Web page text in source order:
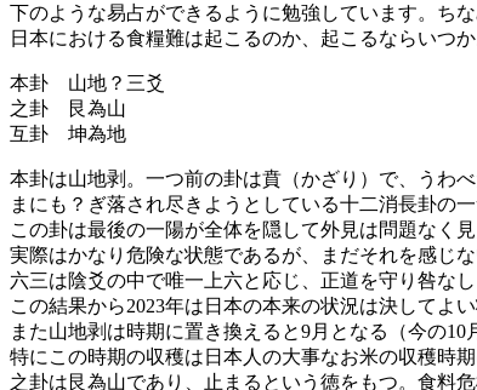
下のような易占ができるように勉強しています。ち
日本における食糧難は起こるのか、起こるならいつか
本卦 山地？三爻
之卦 艮為山
互卦 坤為地
本卦は山地剥。一つ前の卦は賁（かざり）で、うわ
まにも？ぎ落され尽きようとしている十二消長卦の一
この卦は最後の一陽が全体を隠して外見は問題なく
実際はかなり危険な状態であるが、まだそれを感じ
六三は陰爻の中で唯一上六と応じ、正道を守り咎な
この結果から2023年は日本の本来の状況は決してよ
また山地剥は時期に置き換えると9月となる（今の
特にこの時期の収穫は日本人の大事なお米の収穫時
之卦は艮為山であり、止まるという徳をもつ。食料